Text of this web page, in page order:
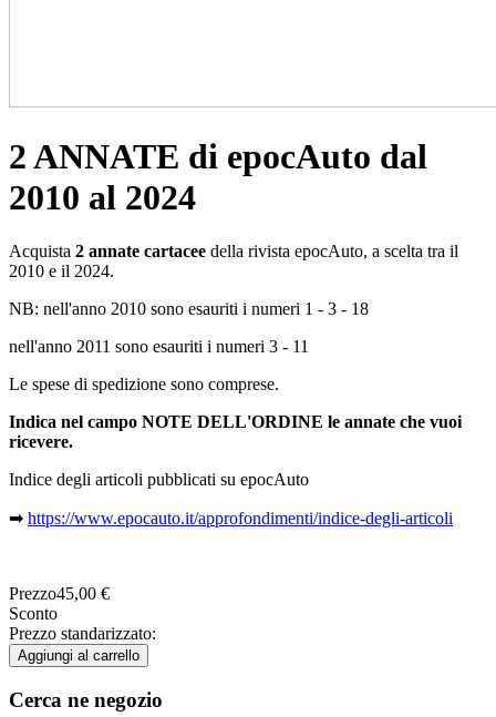
2 ANNATE di epocAuto dal
2010 al 2024
Acquista 2 annate cartacee della rivista epocAuto, a scelta tra il
2010 e il 2024.
NB: nell'anno 2010 sono esauriti i numeri 1 - 3 - 18
nell'anno 2011 sono esauriti i numeri 3 - 11
Le spese di spedizione sono comprese.
Indica nel campo NOTE DELL'ORDINE le annate che vuoi
ricevere.
Indice degli articoli pubblicati su epocAuto
➡ https://www.epocauto.it/approfondimenti/indice-degli-articoli
Prezzo45,00 €
Sconto
Prezzo standarizzato:
Cerca ne negozio